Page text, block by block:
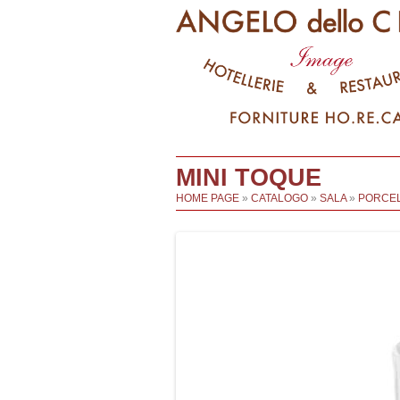
MINI TOQUE
HOME PAGE » CATALOGO » SALA»